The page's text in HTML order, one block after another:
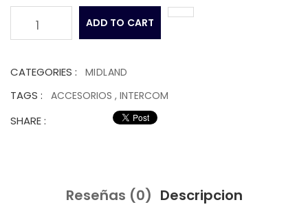
1 ADD TO CART
CATEGORIES : MIDLAND
TAGS : ACCESORIOS , INTERCOM
SHARE :
Reseñas (0) Descripcion